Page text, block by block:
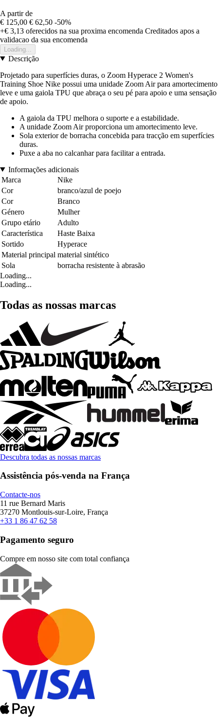
A partir de
€ 125,00 € 62,50 -50%
+€ 3,13 oferecidos na sua proxima encomenda Creditados apos a
validacao da sua encomenda
Loading...
Descrição
Projetado para superfícies duras, o Zoom Hyperace 2 Women's
Training Shoe Nike possui uma unidade Zoom Air para amortecimento
leve e uma gaiola TPU que abraça o seu pé para apoio e uma sensação
de apoio.
A gaiola da TPU melhora o suporte e a estabilidade.
A unidade Zoom Air proporciona um amortecimento leve.
Sola exterior de borracha concebida para tracção em superfícies
duras.
Puxe a aba no calcanhar para facilitar a entrada.
Informações adicionais
Marca
Nike
Cor
branco/azul de poejo
Cor
Branco
Género
Mulher
Grupo etário
Adulto
Característica
Haste Baixa
Sortido
Hyperace
Material principal material sintético
Sola
borracha resistente à abrasão
Loading...
Loading...
Todas as nossas marcas
Descubra todas as nossas marcas
Assistência pós-venda na França
Contacte-nos
11 rue Bernard Maris
37270 Montlouis-sur-Loire, França
+33 1 86 47 62 58
Pagamento seguro
Compre em nosso site com total confiança